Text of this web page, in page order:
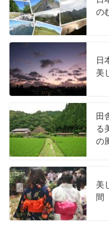
の
日
美
田
る
の
美
間